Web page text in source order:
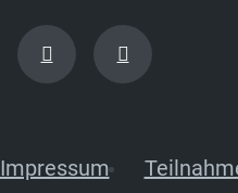
Impressum